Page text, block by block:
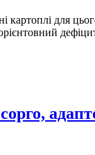
картоплі для